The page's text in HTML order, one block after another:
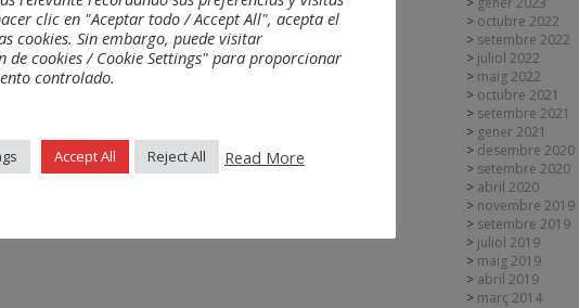
octubre 2022
setembre 2022
juliol 2022
maig 2022
octubre 2021
setembre 2021
gener 2021
desembre 2020
setembre 2020
abril 2020
novembre 2019
setembre 2019
juliol 2019
maig 2019
abril 2019
març 2014
clic en "Aceptar todo / Accept All", acepta el
cookies. Sin embargo, puede visitar
de cookies / Cookie Settings" para proporcionar
controlado.
Accept All Reject All Read More